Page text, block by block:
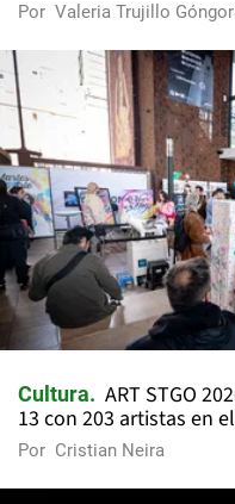
Por Valeria Trujillo
Cultura
ART STGO
13 con 203 artistas en
Por Cristian Neira